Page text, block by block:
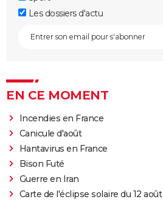
Les dossiers d'actu
EN CE MOMENT
Incendies en France
Canicule d'août
Hantavirus en France
Bison Futé
Guerre en Iran
Carte de l'éclipse solaire du 12 août